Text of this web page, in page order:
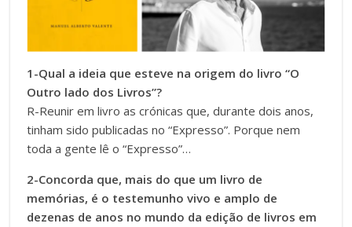
1-Qual a ideia que esteve na origem do livro “O
Outro lado dos Livros”?
R-Reunir em livro as crónicas que, durante dois anos,
tinham sido publicadas no “Expresso”. Porque nem
toda a gente lê o “Expresso”…
2-Concorda que, mais do que um livro de
memórias, é o testemunho vivo e amplo de
dezenas de anos no mundo da edição de livros em